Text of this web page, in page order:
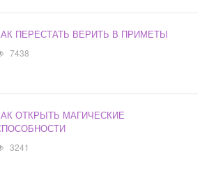
ПЕРЕСТАТЬ ВЕРИТЬ В ПРИМЕТЫ
7438
ОТКРЫТЬ МАГИЧЕСКИЕ
3241